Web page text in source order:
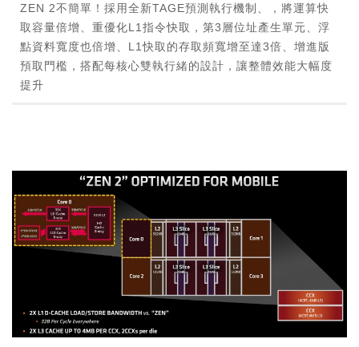
ZEN 2不簡單！採用全新TAGE預測執行機制、，將運算快
取容量倍增、重優化L1指令快取，第3層位址產生單元、浮
點資料寬度也倍增、L1快取的存取頻寬增至達3倍、增進版
預取門檻，搭配每核心雙執行緒的設計，讓整體效能大幅度
提升